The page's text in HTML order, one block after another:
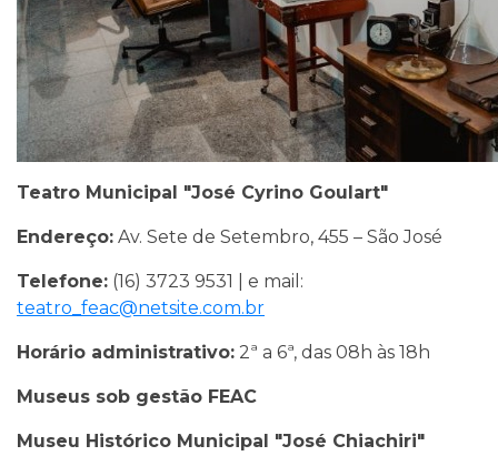
Teatro Municipal "José Cyrino Goulart"
Endereço: Av. Sete de Setembro, 455 – São José
Telefone: (16) 3723 9531 | e mail:
teatro_feac@netsite.com.br
Horário administrativo: 2ª a 6ª, das 08h às 18h
Museus sob gestão FEAC
Museu Histórico Municipal "José Chiachiri"